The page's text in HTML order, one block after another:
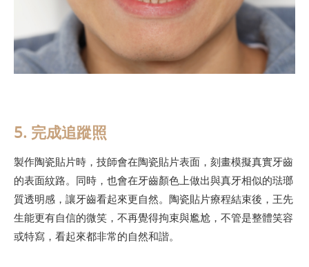
5. 完成追蹤照
製作陶瓷貼片時，技師會在陶瓷貼片表面，刻畫模擬真實牙齒
的表面紋路。同時，也會在牙齒顏色上做出與真牙相似的琺瑯
質透明感，讓牙齒看起來更自然。陶瓷貼片療程結束後，王先
生能更有自信的微笑，不再覺得拘束與尷尬，不管是整體笑容
或特寫，看起來都非常的自然和諧。